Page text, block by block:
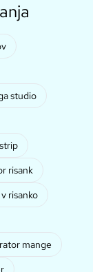
studio
risank
risanko
mange